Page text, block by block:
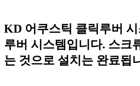
KD 어쿠스틱 클릭루버
루버 시스템입니다. 스크
는 것으로 설치는 완료됩